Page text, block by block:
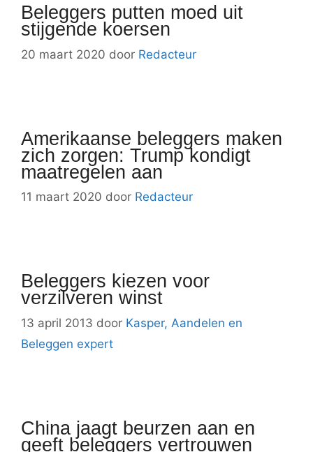
Beleggers putten moed uit
stijgende koersen
20 maart 2020 door Redacteur
Amerikaanse beleggers maken
zich zorgen: Trump kondigt
maatregelen aan
11 maart 2020 door Redacteur
Beleggers kiezen voor
verzilveren winst
13 april 2013 door Kasper, Aandelen en
Beleggen expert
China jaagt beurzen aan en
geeft beleggers vertrouwen